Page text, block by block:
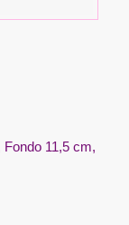
11,5 cm,